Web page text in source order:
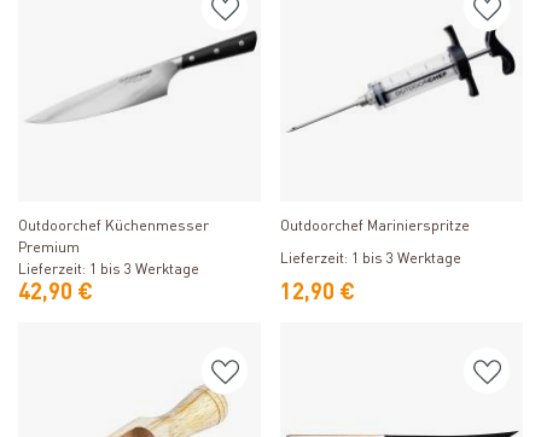
Outdoorchef Küchenmesser
Premium
Lieferzeit: 1 bis 3 Werktage
42,90 €
Outdoorchef Marinierspritze
Lieferzeit: 1 bis 3 Werktage
12,90 €